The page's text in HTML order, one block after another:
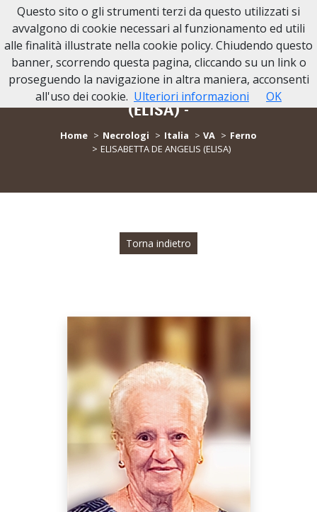
- NECROLOGIO ELISABETTA DE ANGELIS
(ELISA) -
Home Necrologi Italia VA
Ferno
ELISABETTA DE ANGELIS (ELISA)
Torna indietro
Questo sito o gli strumenti terzi da questo utilizzati si
avvalgono di cookie necessari al funzionamento ed utili
alle finalità illustrate nella cookie policy. Chiudendo questo
banner, scorrendo questa pagina, cliccando su un link o
proseguendo la navigazione in altra maniera, acconsenti
all'uso dei cookie. Ulteriori informazioni OK